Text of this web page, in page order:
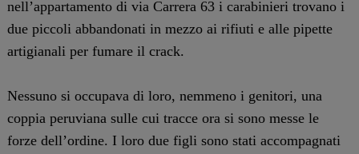
nell’appartamento di via Carrera 63 i carabinieri trovano i
due piccoli abbandonati in mezzo ai rifiuti e alle pipette
artigianali per fumare il crack.
Nessuno si occupava di loro, nemmeno i genitori, una
coppia peruviana sulle cui tracce ora si sono messe le
forze dell’ordine. I loro due figli sono stati accompagnati